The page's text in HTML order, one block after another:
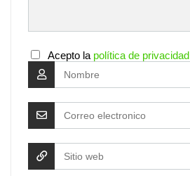
Acepto la política de privacidad